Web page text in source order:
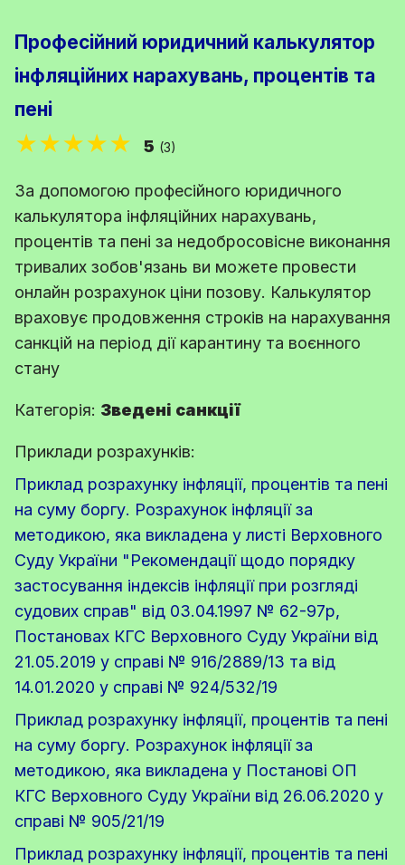
Професійний юридичний калькулятор
інфляційних нарахувань, процентів та
пені
★★★★★ 5 (3)
За допомогою професійного юридичного
калькулятора інфляційних нарахувань,
процентів та пені за недобросовісне виконання
тривалих зобов'язань ви можете провести
онлайн розрахунок ціни позову. Калькулятор
враховує продовження строків на нарахування
санкцій на період дії карантину та воєнного
стану
Категорія: Зведені санкції
Приклади розрахунків:
Приклад розрахунку інфляції, процентів та пені
на суму боргу. Розрахунок інфляції за
методикою, яка викладена у листі Верховного
Суду України "Рекомендації щодо порядку
застосування індексів інфляції при розгляді
судових справ" від 03.04.1997 № 62-97р,
Постановах КГС Верховного Суду України від
21.05.2019 у справі № 916/2889/13 та від
14.01.2020 у справі № 924/532/19
Приклад розрахунку інфляції, процентів та пені
на суму боргу. Розрахунок інфляції за
методикою, яка викладена у Постанові ОП
КГС Верховного Суду України від 26.06.2020 у
справі № 905/21/19
Приклад розрахунку інфляції, процентів та пені